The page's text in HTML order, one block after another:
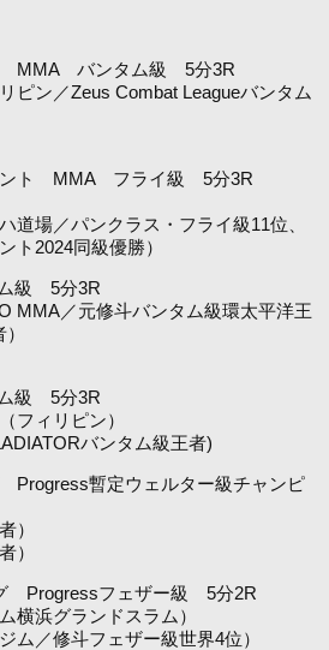
MMA バンタム級 5分3R
ピン／Zeus Combat Leagueバンタム
ント MMA フライ級 5分3R
道場／パンクラス・フライ級11位、
ト2024同級優勝）
級 5分3R
MMA／元修斗バンタム級環太平洋王
級 5分3R
フィリピン）
バンタム級王者)
暫定ウェルター級チャンピ
）
）
Progressフェザー級 5分2R
横浜グランドスラム）
／修斗フェザー級世界4位）